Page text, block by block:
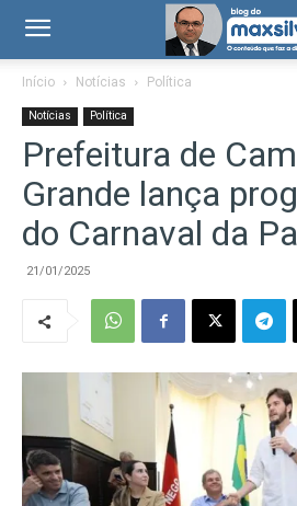
Início Notícias Política
Notícias Política
Prefeitura de
Grande lança
do Carnaval da
21/01/2025